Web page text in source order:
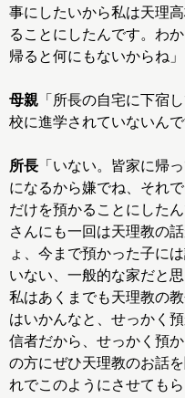
事にしたいから私は天理
ることにしたんです。わ
帰ると何にもないからね」
母親 「所長の自宅に下宿
校に進学されていないんで
所長 「いない。皆家に帰
になるから嫌でね、それ
だけを預かることにした
さんにも一回は天理教の
ょ、今まで預かった子に
いない、一般的な家だと
私はあくまでも天理教の
はいかんなと、せっかく
信者だから、せっかく預
の方にぜひ天理教のお話
れでこのようにさせても